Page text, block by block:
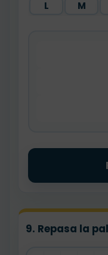
L
M
9. Repasa la